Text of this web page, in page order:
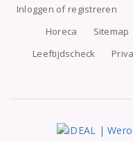
Inloggen of registreren
Horeca
Sitemap
Leeftijdscheck